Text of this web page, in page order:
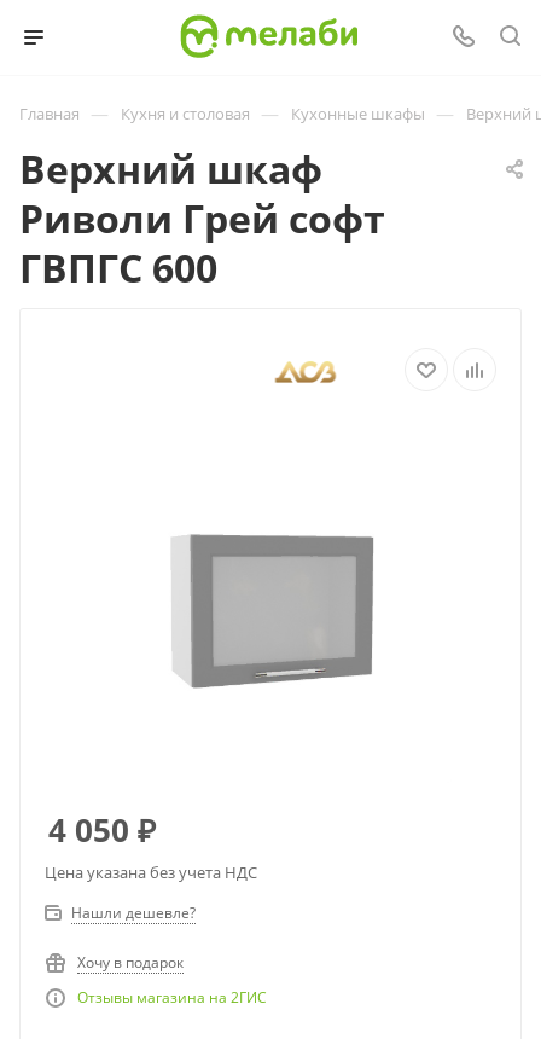
Главная — Кухня и столовая — Кухонные шкафы — Верхний
Верхний шкаф
Риволи Грей софт
ГВПГС 600
4 050 ₽
Цена указана без учета НДС
Нашли дешевле?
Хочу в подарок
Отзывы магазина на 2ГИС